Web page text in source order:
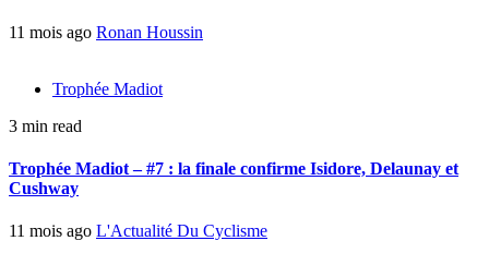
11 mois ago Ronan Houssin
Trophée Madiot
3 min read
Trophée Madiot – #7 : la finale confirme Isidore, Delaunay et
Cushway
11 mois ago L'Actualité Du Cyclisme